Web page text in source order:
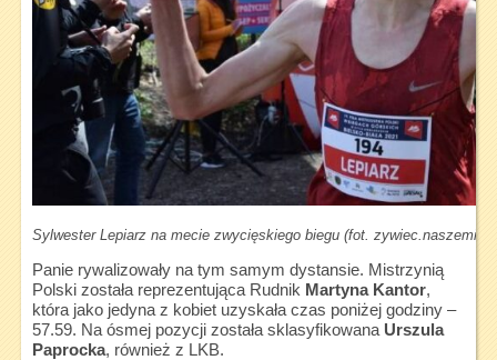
Sylwester Lepiarz na mecie zwycięskiego biegu (fot.
Panie rywalizowały na tym samym dystansie. Mistrzynią
Polski została reprezentująca Rudnik Martyna Kantor,
która jako jedyna z kobiet uzyskała czas poniżej godziny –
57.59. Na ósmej pozycji została sklasyfikowana Urszula
Paprocka, również z LKB.